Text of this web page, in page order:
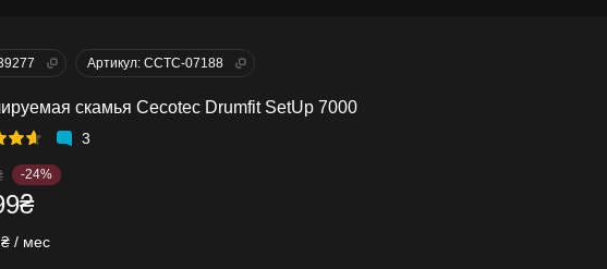
Артикул: CCTC-07188
скамья Cecotec Drumfit SetUp 7000
3
-24%
/ мес